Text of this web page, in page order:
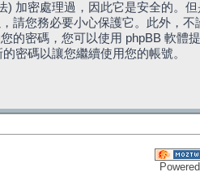
) 加密處理過，因此它是安全的。
請您務必要小心保護它。此外，
的密碼，您可以使用 phpBB 軟體
密碼以讓您繼續使用您的帳號。